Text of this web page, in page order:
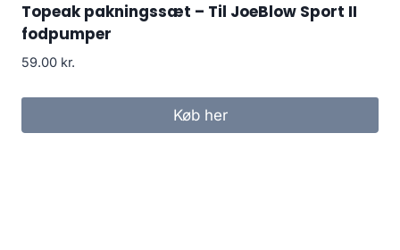
Topeak pakningssæt – Til JoeBlow Sport II
fodpumper
59.00 kr.
Køb her